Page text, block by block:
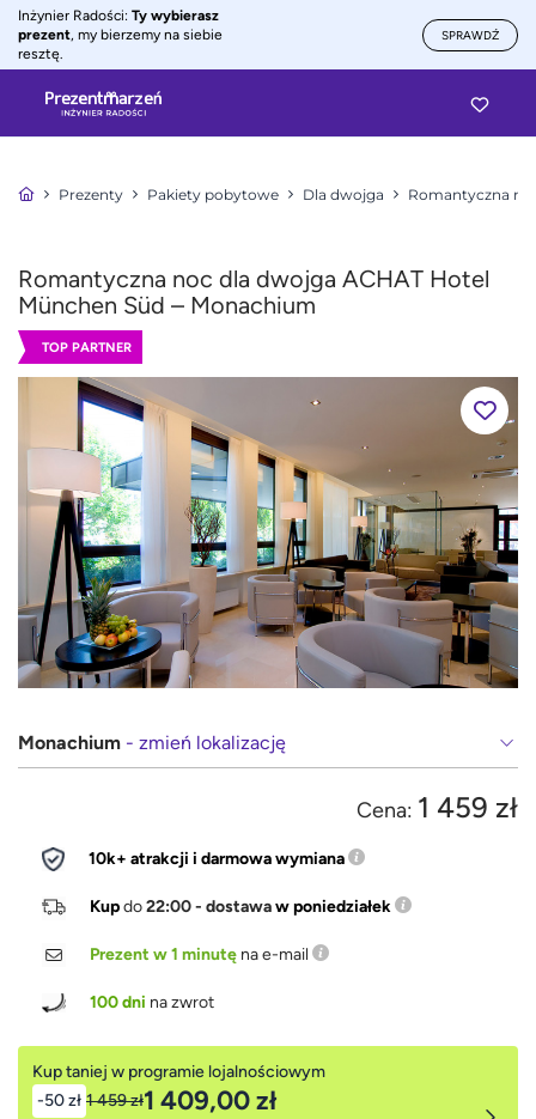
Inżynier Radości: Ty wybierasz
prezent, my bierzemy na siebie
resztę.
SPRAWDŹ
Prezenty Pakiety pobytowe Dla dwojga Romantyczna
Romantyczna noc dla dwojga ACHAT Hotel
München Süd – Monachium
TOP PARTNER
Monachium - zmień lokalizację
Cena: 1 459 zł
10k+ atrakcji i darmowa wymiana
Kupdo22:00 - dostawaw poniedziałek
Prezent w 1 minutę na e-mail
100 dni na zwrot
Kup taniej w programie lojalnościowym
-50 zł 1 459 zł1 409,00 zł